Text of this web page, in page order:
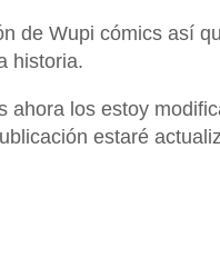
de Wupi cómics así
historia.
los estoy
estaré